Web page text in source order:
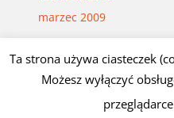
marzec 2009
© Czesław Białczyński
Ta strona używa ciasteczek
Możesz wyłączyć